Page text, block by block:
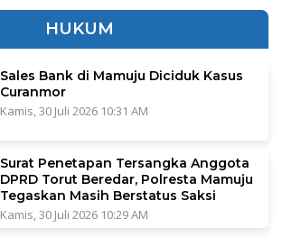
HUKUM
Sales Bank di Mamuju Diciduk Kasus
Curanmor
Kamis, 30 Juli 2026 10:31 AM
Surat Penetapan Tersangka Anggota
DPRD Torut Beredar, Polresta Mamuju
Tegaskan Masih Berstatus Saksi
Kamis, 30 Juli 2026 10:29 AM